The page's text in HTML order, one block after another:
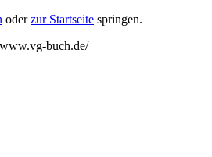
oderzur Startseite springen.
buch.de/